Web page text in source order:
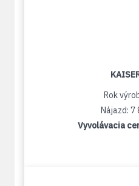
Rok
Nájazd: 7
Vyvolávacia